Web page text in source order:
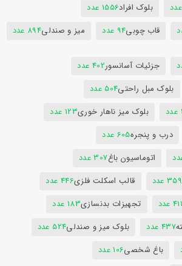
بلوک افراد1556 عدد
قاب چوبی94 عدد میز و صندلی894 عدد
جزئیات آسانسور402 عدد
بلوک مبل راحتی504 عدد
بلوک میز ناهار خوری123 عدد
درب و پنجره605 عدد
اتوماسیون باغ307 عدد
359 عدد قالب اسکلت فلزی446 عدد
عدد تجهیزات بدنسازی183 عدد
437 عدد بلوک میز و صندلی524 عدد
باغ شخصی106 عدد